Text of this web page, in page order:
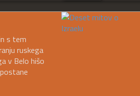
s tem
ruskega
v Belo hišo